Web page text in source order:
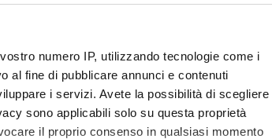
numero IP, utilizzando tecnologie come i
al fine di pubblicare annunci e contenuti
i servizi. Avete la possibilità di scegliere
sono applicabili solo su questa proprietà
il proprio consenso in qualsiasi momento